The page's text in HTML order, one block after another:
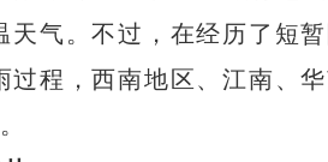
气。不过，在经历了短
程，西南地区、江南、